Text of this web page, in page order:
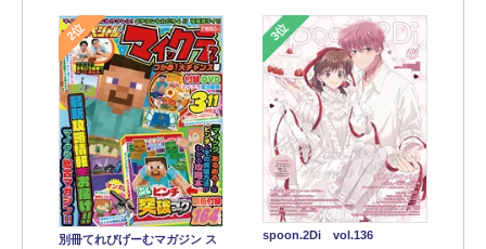
2位
別冊てれびげーむマガジン ス
3位
spoon.2Di vol.136